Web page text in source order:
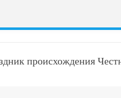
происхождения